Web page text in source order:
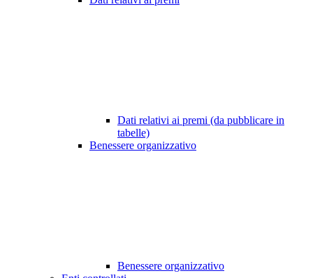
Dati relativi ai premi (da pubblicare in
tabelle)
Benessere organizzativo
Benessere organizzativo